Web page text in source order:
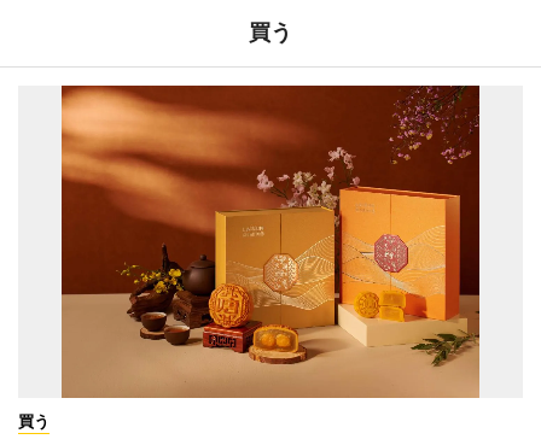
買う
買う